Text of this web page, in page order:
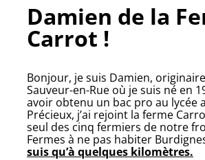
Damien de la
Carrot !
Bonjour, je suis Damien,
Sauveur-en-Rue où je suis né en
avoir obtenu un bac pro au lycée
Précieux, j’ai rejoint la ferme
seul des cinq fermiers de notre
Fermes à ne pas habiter
suis qu’à quelques kilomètres.